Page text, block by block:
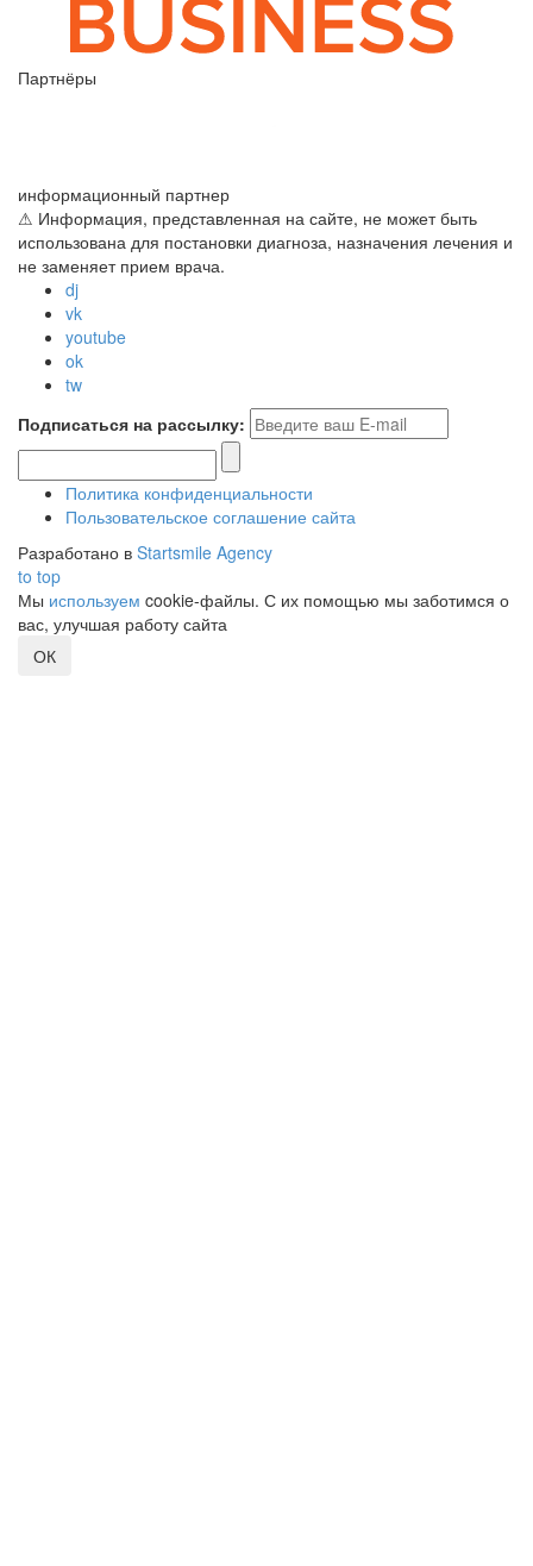
Партнёры
информационный партнер
⚠ Информация, представленная на сайте, не может быть
использована для постановки диагноза, назначения лечения и
не заменяет прием врача.
dj
vk
youtube
ok
tw
Подписаться на рассылку:
Политика конфиденциальности
Пользовательское соглашение сайта
Разработано в Startsmile Agency
to top
Мы используем cookie-файлы. С их помощью мы заботимся о
вас, улучшая работу сайта
ОК